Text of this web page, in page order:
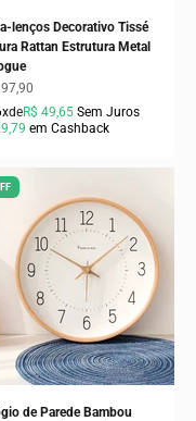
lenços Decorativo Tissé
Rattan Estrutura Metal
promocional
deR$ 49,65 Sem Juros
em Cashback
de Parede Bambou